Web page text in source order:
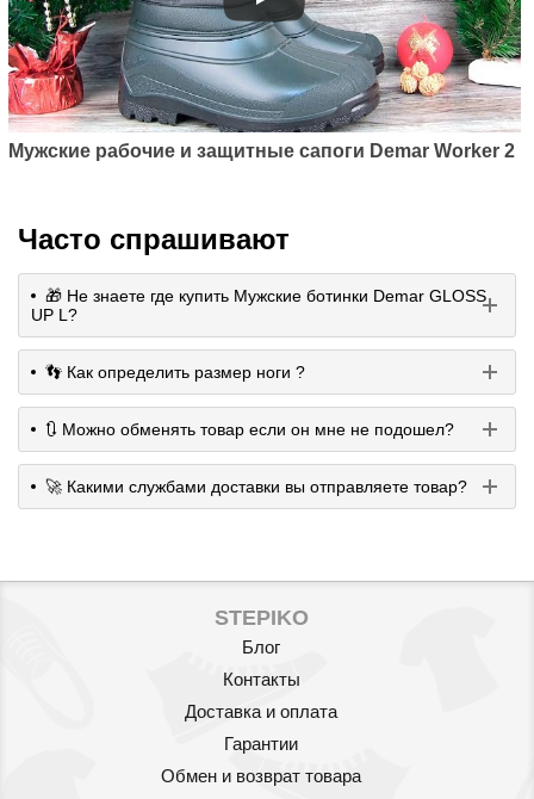
Мужские рабочие и защитные сапоги Demar Worker 2
Часто спрашивают
🎁 Не знаете где купить Мужские ботинки Demar GLOSS
UP L?
👣 Как определить размер ноги ?
🔃 Можно обменять товар если он мне не подошел?
🚀 Какими службами доставки вы отправляете товар?
STEPIKO
Блог
Контакты
Доставка и оплата
Гарантии
Обмен и возврат товара